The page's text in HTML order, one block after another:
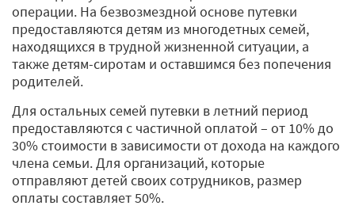
операции. На безвозмездной основе путевки
предоставляются детям из многодетных семей,
находящихся в трудной жизненной ситуации, а
также детям-сиротам и оставшимся без попечения
родителей.
Для остальных семей путевки в летний период
предоставляются с частичной оплатой – от 10% до
30% стоимости в зависимости от дохода на каждого
члена семьи. Для организаций, которые
отправляют детей своих сотрудников, размер
оплаты составляет 50%.